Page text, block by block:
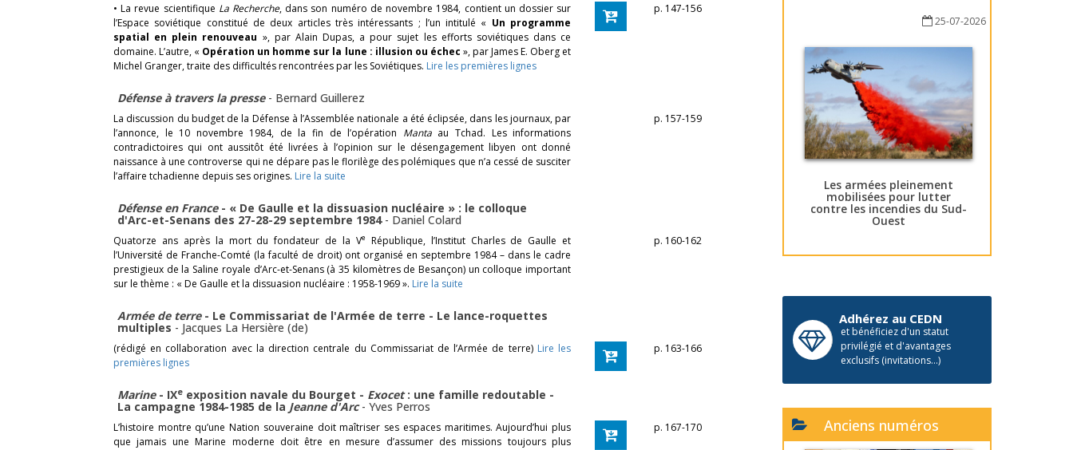
• La revue scientifique La Recherche, dans son numéro de novembre 1984, contient un dossier sur
l’Espace soviétique constitué de deux articles très intéressants ; l’un intitulé « Un programme
spatial en plein renouveau », par Alain Dupas, a pour sujet les efforts soviétiques dans ce
domaine. L’autre, « Opération un homme sur la lune : illusion ou échec », par James E. Oberg et
Michel Granger, traite des difficultés rencontrées par les Soviétiques. Lire les premières lignes
p. 147-156
Défense à travers la presse - Bernard Guillerez
La discussion du budget de la Défense à l’Assemblée nationale a été éclipsée, dans les journaux, par
l’annonce, le 10 novembre 1984, de la fin de l’opération Mantaau Tchad. Les informations
contradictoires qui ont aussitôt été livrées à l’opinion sur le désengagement libyen ont donné
naissance à une controverse qui ne dépare pas le florilège des polémiques que n’a cessé de susciter
l’affaire tchadienne depuis ses origines. Lire la suite
p. 157-159
Défense en France- « De Gaulle et la dissuasion nucléaire » : le colloque
d'Arc-et-Senans des 27-28-29 septembre 1984 - Daniel Colard
Quatorze ans après la mort du fondateur de la VeRépublique, l’Institut Charles de Gaulle et
l’Université de Franche-Comté (la faculté de droit) ont organisé en septembre 1984 – dans le cadre
prestigieux de la Saline royale d’Arc-et-Senans (à 35 kilomètres de Besançon) un colloque important
sur le thème : « De Gaulle et la dissuasion nucléaire : 1958-1969 ». Lire la suite
p. 160-162
Armée de terre- Le Commissariat de l'Armée de terre - Le lance-roquettes
multiples - Jacques La Hersière (de)
(rédigé en collaboration avec la direction centrale du Commissariat de l’Armée de terre) Lire les
premières lignes
p. 163-166
Marine - IXe exposition navale du Bourget - Exocet: une famille redoutable -
La campagne 1984-1985 de la Jeanne d'Arc - Yves Perros
L’histoire montre qu’une Nation souveraine doit maîtriser ses espaces maritimes. Aujourd’hui plus
que jamais une Marine moderne doit être en mesure d’assumer des missions toujours plus
p. 167-170
25-07-2026
Les armées pleinement
mobilisées pour lutter
contre les incendies du Sud-
Ouest
Adhérez au CEDN
et bénéficiez d'un statut
privilégié et d'avantages
exclusifs (invitations...)
Anciens numéros